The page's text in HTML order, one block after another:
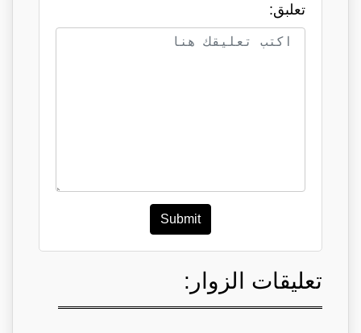
تعلبق:
Submit
تعليقات الزوار: